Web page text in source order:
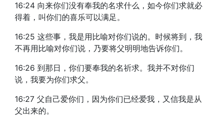
16:24 向来你们没有奉我的名求什么，如今你们求就必
得着，叫你们的喜乐可以满足。
16:25 这些事，我是用比喻对你们说的。时候将到，我
不再用比喻对你们说，乃要将父明明地告诉你们。
16:26 到那日，你们要奉我的名祈求。我并不对你们
说，我要为你们求父。
16:27 父自己爱你们，因为你们已经爱我，又信我是从
父出来的。